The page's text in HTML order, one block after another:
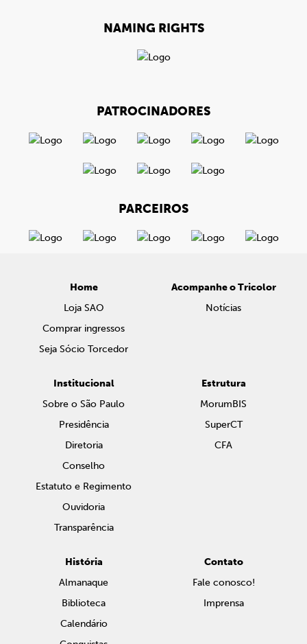
NAMING RIGHTS
PATROCINADORES
PARCEIROS
Home
Loja SAO
Comprar ingressos
Seja Sócio Torcedor
Acompanhe o Tricolor
Notícias
Institucional
Sobre o São Paulo
Presidência
Diretoria
Conselho
Estatuto e Regimento
Ouvidoria
Transparência
Estrutura
MorumBIS
SuperCT
CFA
História
Almanaque
Biblioteca
Calendário
Contato
Fale conosco!
Imprensa